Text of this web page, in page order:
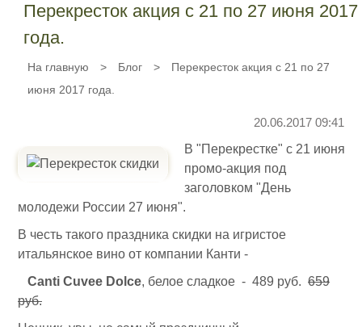
Перекресток акция с 21 по 27 июня 2017
года.
На главную > Блог >
Перекресток акция с 21 по 27
июня 2017 года.
20.06.2017 09:41
В "Перекрестке" с 21 июня
промо-акция под
заголовком "День
молодежи России 27 июня".
В честь такого праздника скидки на игристое
итальянское вино от компании Канти -
Canti Cuvee Dolce, белое сладкое - 489 руб. 659
руб.